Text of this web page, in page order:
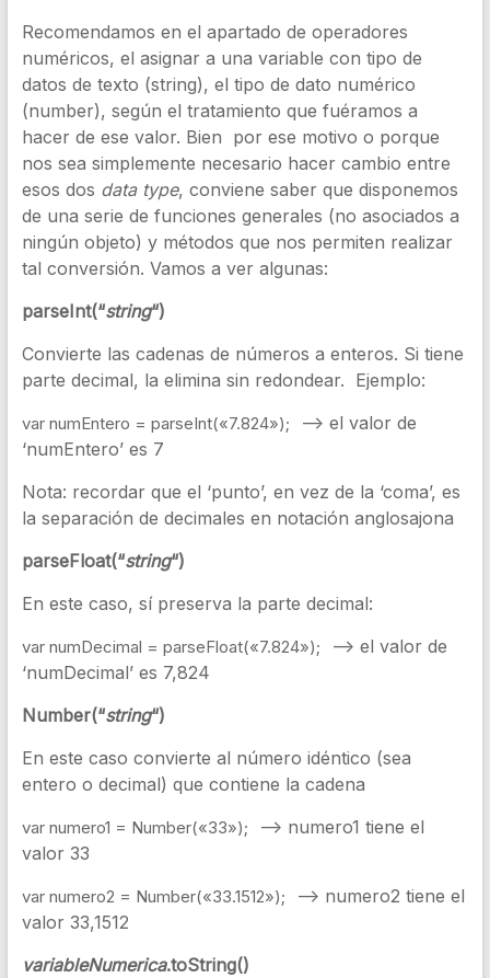
Recomendamos en el apartado de operadores
numéricos, el asignar a una variable con tipo de
datos de texto (string), el tipo de dato numérico
(number), según el tratamiento que fuéramos a
hacer de ese valor. Bien por ese motivo o porque
nos sea simplemente necesario hacer cambio entre
esos dos data type, conviene saber que disponemos
de una serie de funciones generales (no asociados a
ningún objeto) y métodos que nos permiten realizar
tal conversión. Vamos a ver algunas:
parseInt(“string“)
Convierte las cadenas de números a enteros. Si tiene
parte decimal, la elimina sin redondear. Ejemplo:
var numEntero = parseInt(«7.824»); —> el valor de
‘numEntero’ es 7
Nota: recordar que el ‘punto’, en vez de la ‘coma’, es
la separación de decimales en notación anglosajona
parseFloat(“string“)
En este caso, sí preserva la parte decimal:
var numDecimal = parseFloat(«7.824»); —> el valor de
‘numDecimal’ es 7,824
Number(“string“)
En este caso convierte al número idéntico (sea
entero o decimal) que contiene la cadena
var numero1 = Number(«33»); –> numero1 tiene el
valor 33
var numero2 = Number(«33.1512»); –> numero2 tiene el
valor 33,1512
variableNumerica.toString()